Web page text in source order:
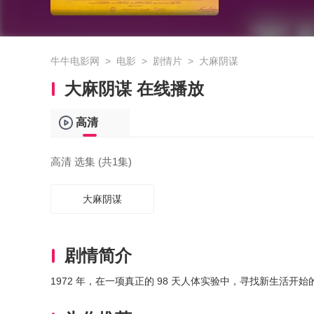
牛牛电影网 > 电影 > 剧情片 > 大麻阴谋
大麻阴谋 在线播放
高清
高清 选集 (共1集)
大麻阴谋
剧情简介
1972 年，在一项真正的 98 天人体实验中，寻找新生活开